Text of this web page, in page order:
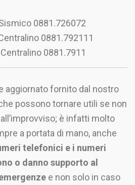
0881.726072
0881.792111
0881.7911
aggiornato fornito dal nostro
possono tornare utili se non
è infatti molto
a portata di mano, anche
telefonici e i numeri
o danno supporto al
e non solo in caso